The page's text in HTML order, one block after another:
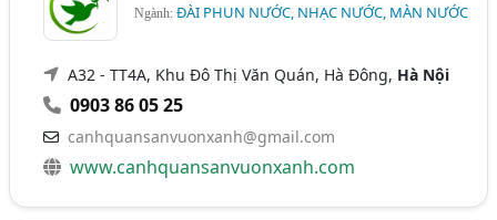
Ngành:ĐÀI PHUN NƯỚC, NHẠC NƯỚC, MÀN NƯỚC
A32 - TT4A, Khu Đô Thị Văn Quán, Hà Đông, Hà Nội
0903 86 05 25
canhquansanvuonxanh@gmail.com
www.canhquansanvuonxanh.com